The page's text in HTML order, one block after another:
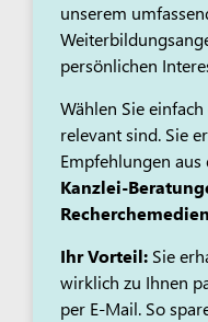
unserem
persönlichen
Wählen Sie
relevant sind. Sie
Empfehlungen aus
Kanzlei-
Ihr Vorteil: Sie
wirklich zu Ihnen
per E-Mail. So